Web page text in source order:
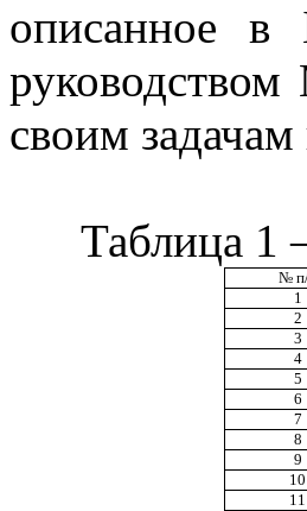
описанное в
своим
Таблица 1
№
1
2
3
4
5
6
7
8
9
10
11